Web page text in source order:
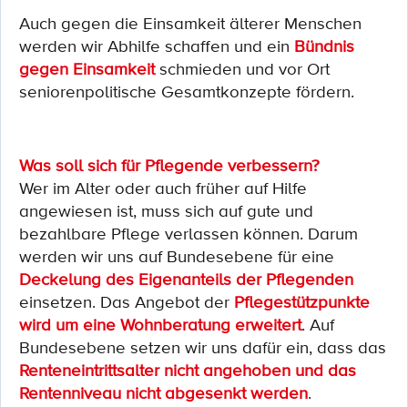
Auch gegen die Einsamkeit älterer Menschen
werden wir Abhilfe schaffen und ein Bündnis
gegen Einsamkeitschmieden und vor Ort
seniorenpolitische Gesamtkonzepte fördern.
Was soll sich für Pflegende verbessern?
Wer im Alter oder auch früher auf Hilfe
angewiesen ist, muss sich auf gute und
bezahlbare Pflege verlassen können. Darum
werden wir uns auf Bundesebene für eine
Deckelung des Eigenanteils der Pflegenden
einsetzen. Das Angebot der Pflegestützpunkte
wird um eine Wohnberatung erweitert. Auf
Bundesebene setzen wir uns dafür ein, dass das
Renteneintrittsalter nicht angehoben und das
Rentenniveau nicht abgesenkt werden.